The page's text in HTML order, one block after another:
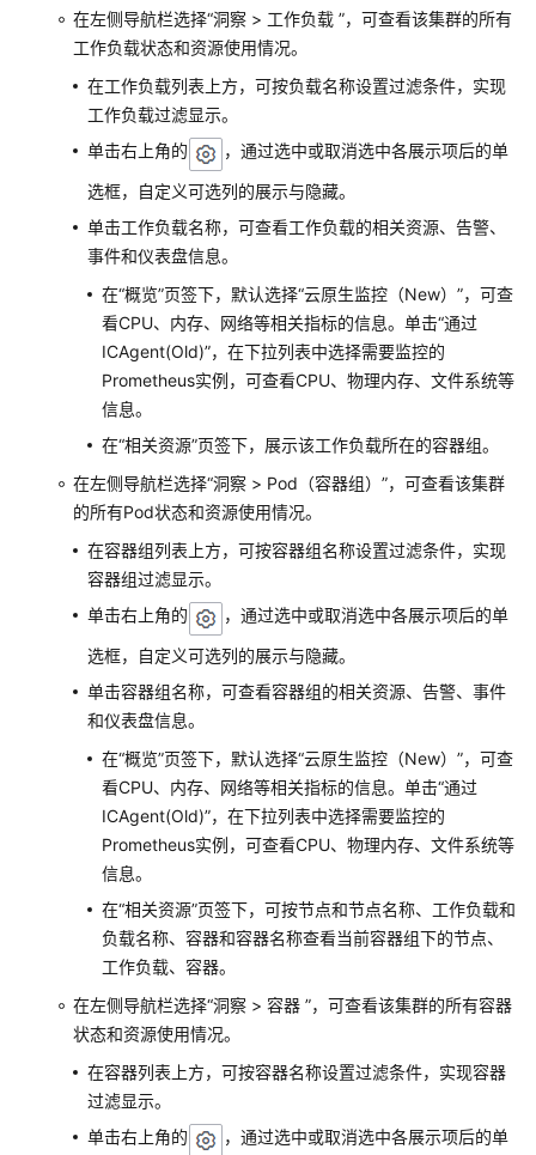
用
户
（2.0）
（吉
域）
坡
区
户
（阿
扎
比
区
域）
在左侧导航栏选择“洞察 > 工作负载 ”，可查看该集群的所有
工作负载状态和资源使用情况。
在工作负载列表上方，可按负载名称设置过滤条件，实现
工作负载过滤显示。
单击右上角的
，通过选中或取消选中各展示项后的单
选框，自定义可选列的展示与隐藏。
单击工作负载名称，可查看工作负载的相关资源、告警、
事件和仪表盘信息。
在“概览”页签下，默认选择“云原生监控（New）”，可查
看CPU、内存、网络等相关指标的信息。单击“通过
ICAgent(Old)”，在下拉列表中选择需要监控的
Prometheus实例，可查看CPU、物理内存、文件系统等
信息。
在“相关资源”页签下，展示该工作负载所在的容器组。
在左侧导航栏选择“洞察 > Pod（容器组）”，可查看该集群
的所有Pod状态和资源使用情况。
在容器组列表上方，可按容器组名称设置过滤条件，实现
容器组过滤显示。
单击右上角的
，通过选中或取消选中各展示项后的单
选框，自定义可选列的展示与隐藏。
单击容器组名称，可查看容器组的相关资源、告警、事件
和仪表盘信息。
在“概览”页签下，默认选择“云原生监控（New）”，可查
看CPU、内存、网络等相关指标的信息。单击“通过
ICAgent(Old)”，在下拉列表中选择需要监控的
Prometheus实例，可查看CPU、物理内存、文件系统等
信息。
在“相关资源”页签下，可按节点和节点名称、工作负载和
负载名称、容器和容器名称查看当前容器组下的节点、
工作负载、容器。
在左侧导航栏选择“洞察 > 容器 ”，可查看该集群的所有容器
状态和资源使用情况。
在容器列表上方，可按容器名称设置过滤条件，实现容器
过滤显示。
单击右上角的
，通过选中或取消选中各展示项后的单